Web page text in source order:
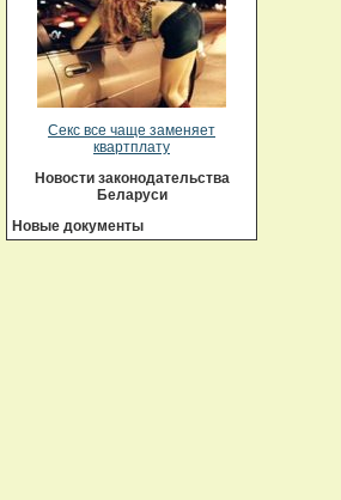
Секс все чаще заменяет
квартплату
Новости законодательства
Беларуси
Новые документы